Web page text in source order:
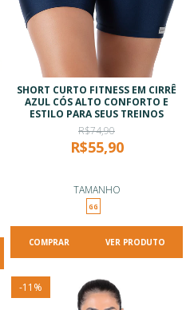
SHORT CURTO FITNESS EM CIRRÊ
AZUL CÓS ALTO CONFORTO E
ESTILO PARA SEUS TREINOS
R$74,90
R$55,90
TAMANHO
GG
VER PRODUTO
-11 %